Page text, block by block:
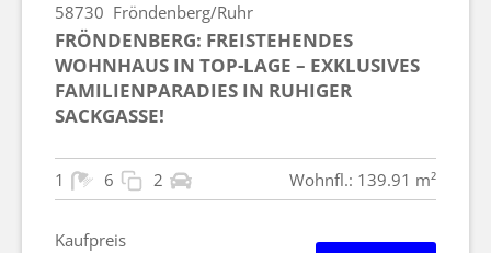
58730 Fröndenberg/Ruhr
FRÖNDENBERG: FREISTEHENDES
WOHNHAUS IN TOP-LAGE – EXKLUSIVES
FAMILIENPARADIES IN RUHIGER
SACKGASSE!
1 6 2 Wohnfl.: 139.91 m²
Kaufpreis